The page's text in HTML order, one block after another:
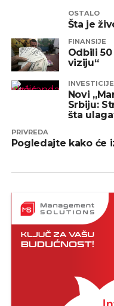
OSTALO
Šta je
FINANSIJE
Odbili
viziju“
INVESTICIJE
Novi
Srbiju:
šta
PRIVREDA
Pogledajte kako će